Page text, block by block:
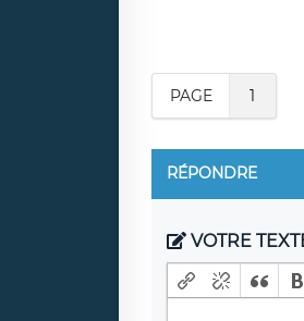
PAGE 1
RÉPONDRE
VOTRE